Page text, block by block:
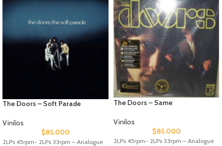
The Doors – Soft Parade
Vinilos
$85.000
2LPs 45rpm- 2LPs 33rpm – Analogue
The Doors – Same
Vinilos
$85.000
2LPs 45rpm- 2LPs 33rpm – Analogue